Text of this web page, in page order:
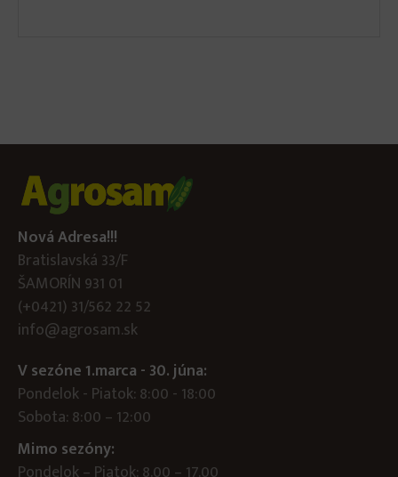
Nová Adresa!!!
Bratislavská 33/F
ŠAMORÍN 931 01
(+0421) 31/562 22 52
info@agrosam.sk
V sezóne 1.marca - 30. júna:
Pondelok - Piatok: 8:00 - 18:00
Sobota: 8:00 – 12:00
Mimo sezóny: